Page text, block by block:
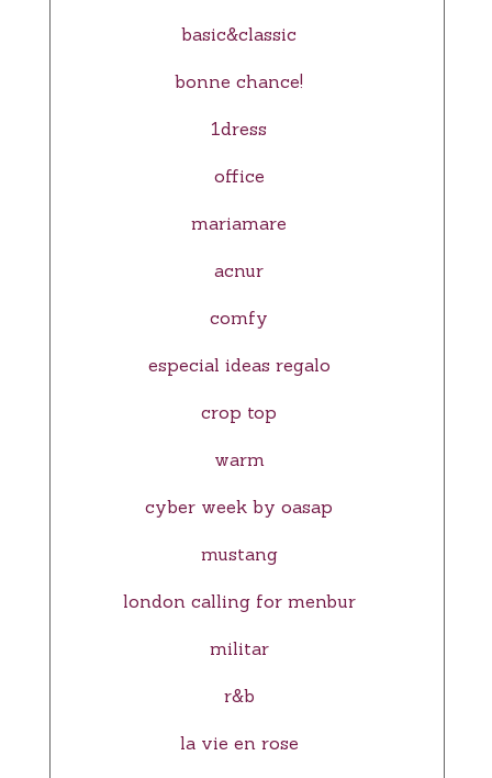
basic&classic
bonne chance!
1dress
office
mariamare
acnur
comfy
especial ideas regalo
crop top
warm
cyber week by oasap
mustang
london calling for menbur
militar
r&b
la vie en rose